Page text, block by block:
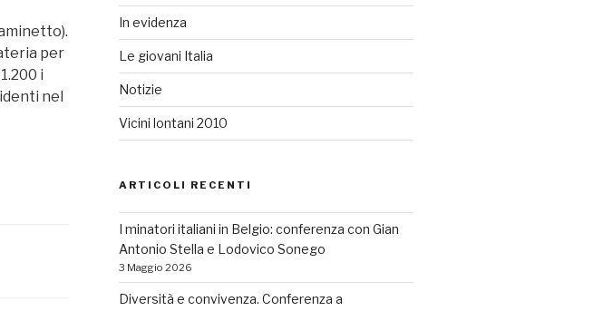
per
i
nel
In evidenza
Le giovani Italia
Notizie
Vicini lontani 2010
ARTICOLI RECENTI
I minatori italiani in Belgio: conferenza con Gian
Antonio Stella e Lodovico Sonego
3 Maggio 2026
Diversità e convivenza. Conferenza a